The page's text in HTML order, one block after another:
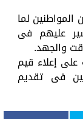
لما
عليهم فى
والجهد.
إعلاء قيم
فى تقديم